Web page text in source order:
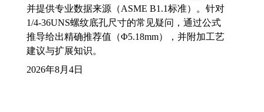
并提供专业数据来源（ASME B1.1标准）。针对
1/4-36UNS螺纹底孔尺寸的常见疑问，通过公式
推导给出精确推荐值（Φ5.18mm），并附加工艺
建议与扩展知识。
2026年8月4日